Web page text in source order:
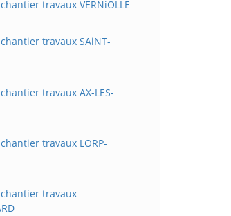
travaux VERNiOLLE
travaux SAiNT-
travaux AX-LES-
travaux LORP-
travaux